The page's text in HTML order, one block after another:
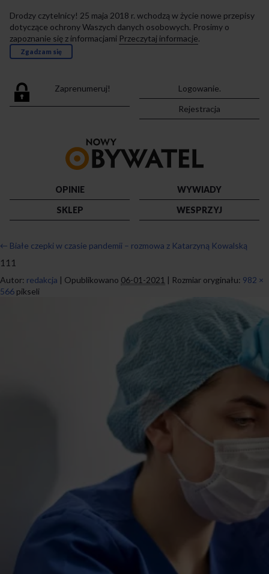
Drodzy czytelnicy! 25 maja 2018 r. wchodzą w życie nowe przepisy
dotyczące ochrony Waszych danych osobowych. Prosimy o
zapoznanie się z informacjami Przeczytaj informacje.
Zgadzam się
Zaprenumeruj!
Logowanie.
Rejestracja
strony
OPINIE
WYWIADY
SKLEP
WESPRZYJ
← Białe czepki w czasie pandemii – rozmowa z Katarzyną Kowalską
111
Autor: redakcja | Opublikowano 06-01-2021 | Rozmiar oryginału: 982 ×
566 pikseli